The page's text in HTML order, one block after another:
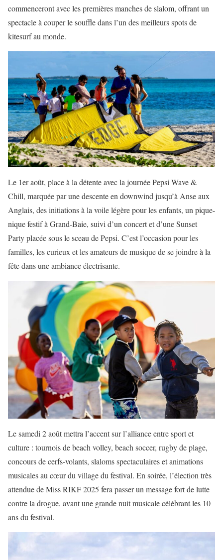
commenceront avec les premières manches de slalom, offrant un
spectacle à couper le souffle dans l’un des meilleurs spots de
kitesurf au monde.
Le 1er août, place à la détente avec la journée Pepsi Wave &
Chill, marquée par une descente en downwind jusqu’à Anse aux
Anglais, des initiations à la voile légère pour les enfants, un pique-
nique festif à Grand-Baie, suivi d’un concert et d’une Sunset
Party placée sous le sceau de Pepsi. C’est l’occasion pour les
familles, les curieux et les amateurs de musique de se joindre à la
fête dans une ambiance électrisante.
Le samedi 2 août mettra l’accent sur l’alliance entre sport et
culture : tournois de beach volley, beach soccer, rugby de plage,
concours de cerfs-volants, slaloms spectaculaires et animations
musicales au cœur du village du festival. En soirée, l’élection très
attendue de Miss RIKF 2025 fera passer un message fort de lutte
contre la drogue, avant une grande nuit musicale célébrant les 10
ans du festival.